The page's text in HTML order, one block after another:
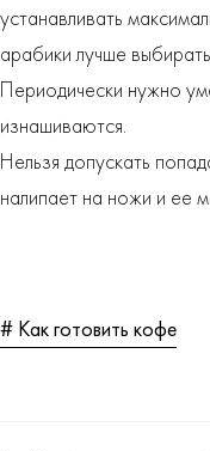
устанавливать
арабики лучше
Периодически нужно
изнашиваются.
Нельзя допускать
налипает на ножи и ее
# Как готовить кофе